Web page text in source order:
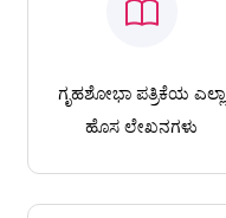
ಗೃಹಶೋಭಾ ಪತ್ರಿಕೆಯ ಎಲ್ಲಾ
ಹೊಸ ಲೇಖನಗಳು